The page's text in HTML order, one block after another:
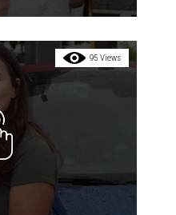
95 Views